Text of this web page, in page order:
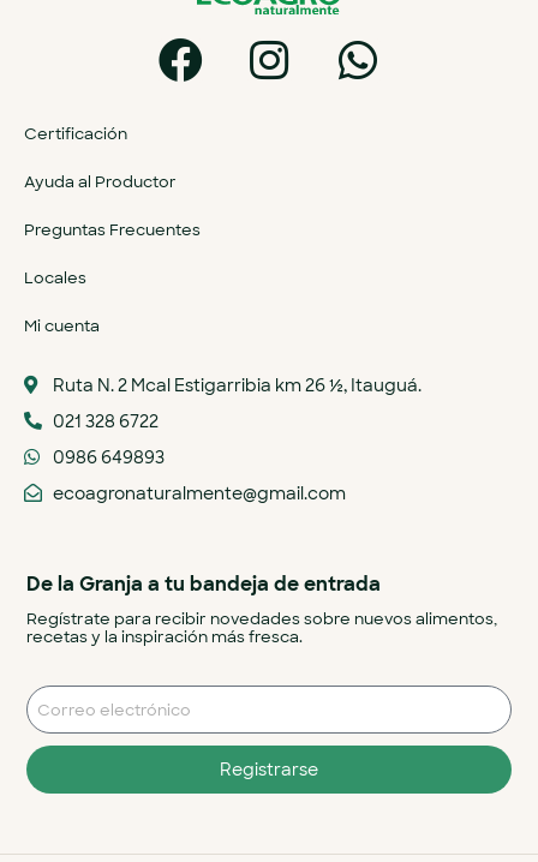
Certificación
Ayuda al Productor
Preguntas Frecuentes
Locales
Mi cuenta
Ruta N. 2 Mcal Estigarribia km 26 ½, Itauguá.
021 328 6722
0986 649893
ecoagronaturalmente@gmail.com
De la Granja a tu bandeja de entrada
Regístrate para recibir novedades sobre nuevos alimentos,
recetas y la inspiración más fresca.
Registrarse